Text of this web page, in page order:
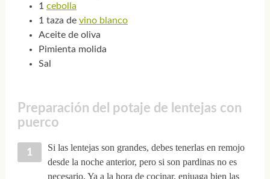
1 cebolla
1 taza de vino blanco
Aceite de oliva
Pimienta molida
Sal
Preparación del potaje de lentejas con
puerco
Si las lentejas son grandes, debes tenerlas en remojo
desde la noche anterior, pero si son pardinas no es
necesario. Ya a la hora de cocinar, enjuaga bien las